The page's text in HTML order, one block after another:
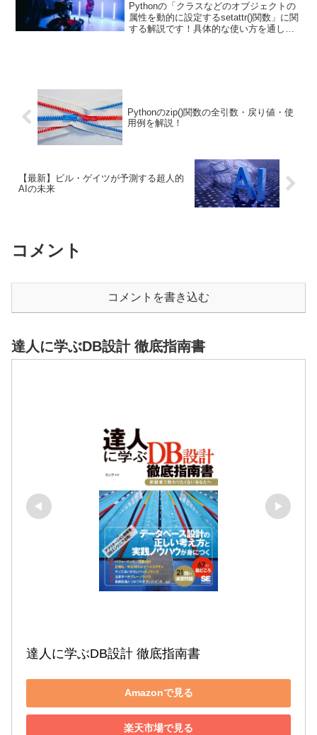
Pythonの「クラスなどのオブジェクトの
属性を動的に設定するsetattr()関数」に関
する解説です！具体的な使い方を通して
Pythonのzip()関数の全引数・戻り値・使
用例を解説！
【最新】ビル・ゲイツが予測する超人的
AIの未来
コメント
コメントを書き込む
達人に学ぶDB設計 徹底指南書
達人に学ぶDB設計 徹底指南書
Amazonで見る
楽天市場で見る